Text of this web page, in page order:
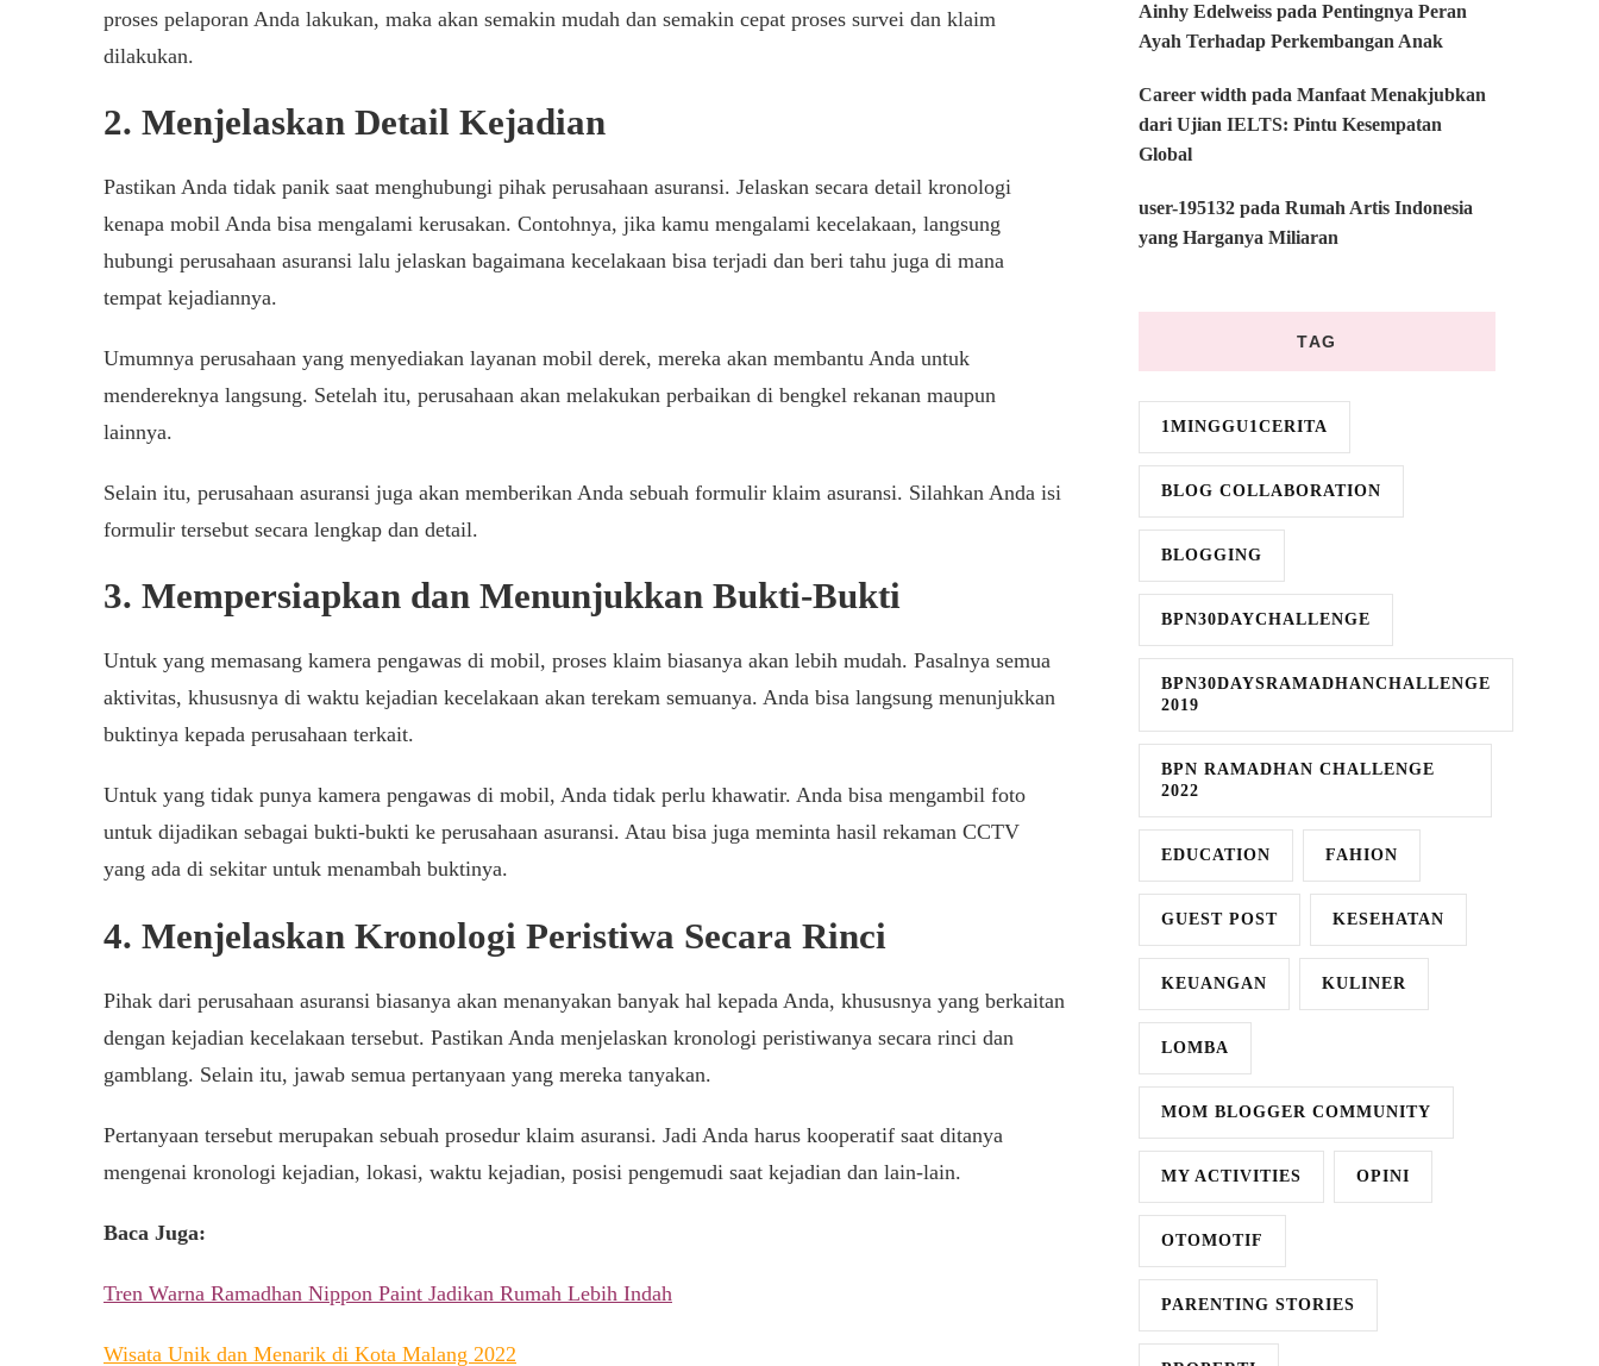
proses pelaporan Anda lakukan, maka akan semakin mudah dan semakin cepat proses survei dan klaim
dilakukan.
2. Menjelaskan Detail Kejadian
Pastikan Anda tidak panik saat menghubungi pihak perusahaan asuransi. Jelaskan secara detail kronologi
kenapa mobil Anda bisa mengalami kerusakan. Contohnya, jika kamu mengalami kecelakaan, langsung
hubungi perusahaan asuransi lalu jelaskan bagaimana kecelakaan bisa terjadi dan beri tahu juga di mana
tempat kejadiannya.
Umumnya perusahaan yang menyediakan layanan mobil derek, mereka akan membantu Anda untuk
mendereknya langsung. Setelah itu, perusahaan akan melakukan perbaikan di bengkel rekanan maupun
lainnya.
Selain itu, perusahaan asuransi juga akan memberikan Anda sebuah formulir klaim asuransi. Silahkan Anda isi
formulir tersebut secara lengkap dan detail.
3. Mempersiapkan dan Menunjukkan Bukti-Bukti
Untuk yang memasang kamera pengawas di mobil, proses klaim biasanya akan lebih mudah. Pasalnya semua
aktivitas, khususnya di waktu kejadian kecelakaan akan terekam semuanya. Anda bisa langsung menunjukkan
buktinya kepada perusahaan terkait.
Untuk yang tidak punya kamera pengawas di mobil, Anda tidak perlu khawatir. Anda bisa mengambil foto
untuk dijadikan sebagai bukti-bukti ke perusahaan asuransi. Atau bisa juga meminta hasil rekaman CCTV
yang ada di sekitar untuk menambah buktinya.
4. Menjelaskan Kronologi Peristiwa Secara Rinci
Pihak dari perusahaan asuransi biasanya akan menanyakan banyak hal kepada Anda, khususnya yang berkaitan
dengan kejadian kecelakaan tersebut. Pastikan Anda menjelaskan kronologi peristiwanya secara rinci dan
gamblang. Selain itu, jawab semua pertanyaan yang mereka tanyakan.
Pertanyaan tersebut merupakan sebuah prosedur klaim asuransi. Jadi Anda harus kooperatif saat ditanya
mengenai kronologi kejadian, lokasi, waktu kejadian, posisi pengemudi saat kejadian dan lain-lain.
Baca Juga:
Tren Warna Ramadhan Nippon Paint Jadikan Rumah Lebih Indah
Wisata Unik dan Menarik di Kota Malang 2022
Ainhy Edelweiss pada Pentingnya Peran
Ayah Terhadap Perkembangan Anak
Career width pada Manfaat Menakjubkan
dari Ujian IELTS: Pintu Kesempatan
Global
user-195132 pada Rumah Artis Indonesia
yang Harganya Miliaran
TAG
1MINGGU1CERITA
BLOG COLLABORATION
BLOGGING
BPN30DAYCHALLENGE
BPN30DAYSRAMADHANCHALLENGE
2019
BPN RAMADHAN CHALLENGE
2022
EDUCATION FAHION
GUEST POST KESEHATAN
KEUANGAN KULINER
LOMBA
MOM BLOGGER COMMUNITY
MY ACTIVITIES OPINI
OTOMOTIF
PARENTING STORIES